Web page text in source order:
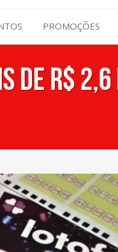
PROMOÇÕES
de R$